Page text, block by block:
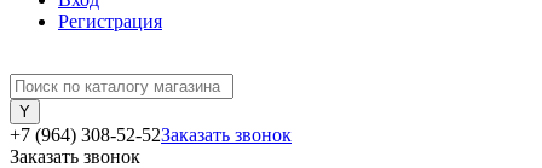
Регистрация
+7 (964) 308-52-52Заказать звонок
Заказать звонок